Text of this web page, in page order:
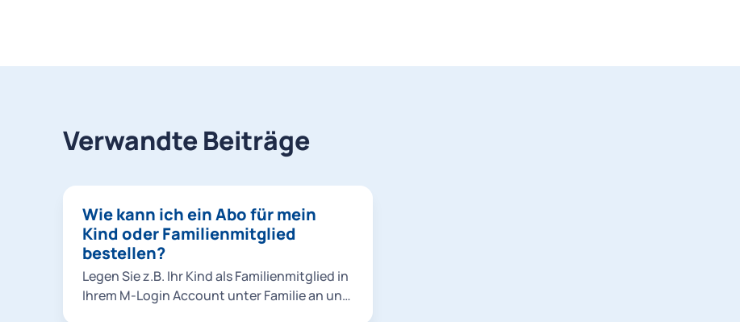
Verwandte Beiträge
Wie kann ich ein Abo für mein
Kind oder Familienmitglied
bestellen?
Legen Sie z.B. Ihr Kind als Familienmitglied in
Ihrem M-Login Account unter Familie an und